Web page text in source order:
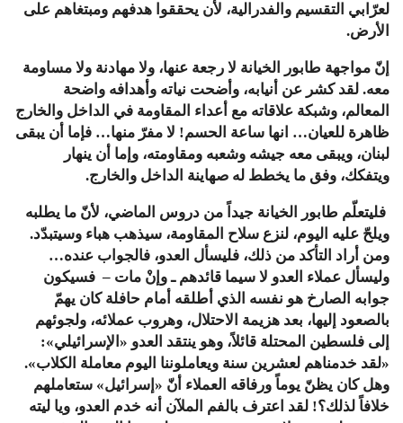
لعرّابي التقسيم والفدرالية، لأن يحققوا هدفهم ومبتغاهم على
الأرض.
إنّ مواجهة طابور الخيانة لا رجعة عنها، ولا مهادنة ولا مساومة
معه. لقد كشر عن أنيابه، وأضحت نياته وأهدافه واضحة
المعالم، وشبكة علاقاته مع أعداء المقاومة في الداخل والخارج
ظاهرة للعيان… انها ساعة الحسم! لا مفرّ منها… فإما أن يبقى
لبنان، ويبقى معه جيشه وشعبه ومقاومته، وإما أن ينهار
ويتفكك، وفق ما يخطط له صهاينة الداخل والخارج.
فليتعلّم طابور الخيانة جيداً من دروس الماضي، لأنّ ما يطلبه
ويلحّ عليه اليوم، لنزع سلاح المقاومة، سيذهب هباء وسيتبدّد.
ومن أراد التأكد من ذلك، فليسأل العدو، فالجواب عنده…
وليسأل عملاء العدو لا سيما قائدهم ـ وإنْ مات – فسيكون
جوابه الصارخ هو نفسه الذي أطلقه أمام حافلة كان يهمّ
بالصعود إليها، بعد هزيمة الاحتلال، وهروب عملائه، ولجوئهم
إلى فلسطين المحتلة قائلاً، وهو ينتقد العدو « الإسرائيلي»:
«لقد خدمناهم لعشرين سنة ويعاملوننا اليوم معاملة الكلاب».
وهل كان يظنّ يوماً ورفاقه العملاء أنّ «إسرائيل» ستعاملهم
خلافاً لذلك؟! لقد اعترف بالفم الملآن أنه خدم العدو، ويا ليته